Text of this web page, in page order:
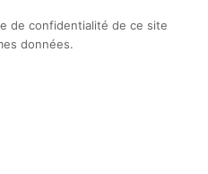
de confidentialité de ce site
données.